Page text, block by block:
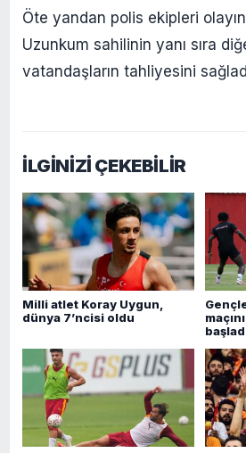
Öte yandan polis ekipleri olayın
Uzunkum sahilinin yanı sıra
vatandaşların tahliyesini
İLGİNİZİ ÇEKEBİLİR
Milli atlet Koray Uygun,
dünya 7’ncisi oldu